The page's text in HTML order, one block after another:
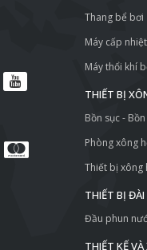
Thang bể bơi
Máy cấp
Máy thổi khí
THIẾT BỊ
Bồn sục -
Phòng xông
Thiết bị xông
THIẾT BỊ
Đầu phun
THIẾT KẾ